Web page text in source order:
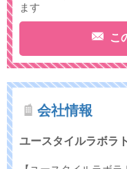
ます
こ
会社情報
ユースタイルラボラ